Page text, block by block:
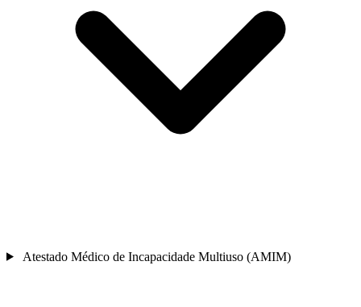
Atestado Médico de Incapacidade Multiuso (AMIM)